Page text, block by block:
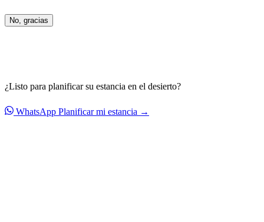
No, gracias
¿Listo para planificar su estancia en el desierto?
WhatsApp Planificar mi estancia →